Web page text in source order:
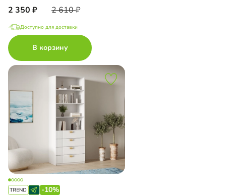
2 350 2 610
Доступно для доставки
В корзину
-10%